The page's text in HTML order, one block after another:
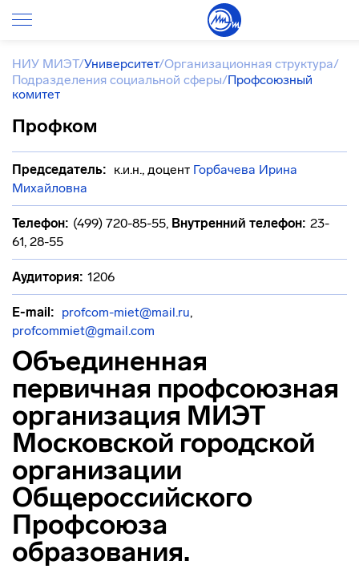
НИУ МИЭТ/Университет/Организационная структура/
Подразделения социальной сферы/Профсоюзный
комитет
Профком
Председатель: к.и.н., доцент Горбачева Ирина
Михайловна
Телефон: (499) 720-85-55, Внутренний телефон: 23-
61, 28-55
Аудитория: 1206
E-mail: profcom-miet@mail.ru,
profcommiet@gmail.com
Объединенная
первичная профсоюзная
организация МИЭТ
Московской городской
организации
Общероссийского
Профсоюза
образования.